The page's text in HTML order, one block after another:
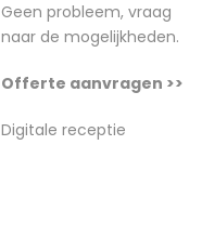
Geen probleem, vraag
naar de mogelijkheden.
Offerte aanvragen >>
Digitale receptie